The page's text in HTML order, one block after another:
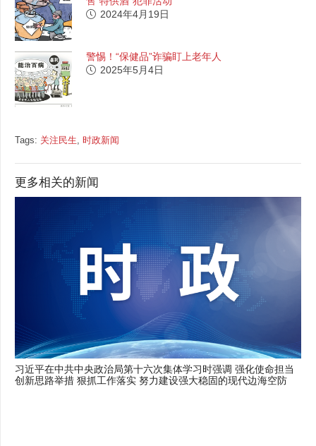
2024年4月19日
警惕！“保健品”诈骗盯上老年人
2025年5月4日
Tags: 关注民生, 时政新闻
更多相关的新闻
强化使命担当
代边海空防
习近平给厦门航空有限公司全体员工回信